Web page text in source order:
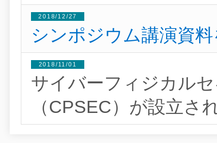
2018/12/27
シンポジウム講演資
2018/11/01
サイバーフィジカル
（CPSEC）が設立さ